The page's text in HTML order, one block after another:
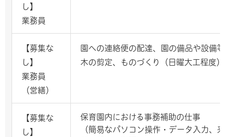
し】
業務員
【募集な
し】
業務員
（営繕）
園への連絡便の配達、園の備品や設備
木の剪定、ものづくり（日曜大工程度
【募集な
し】
保育園内における事務補助の仕事
（簡易なパソコン操作・データ入力、